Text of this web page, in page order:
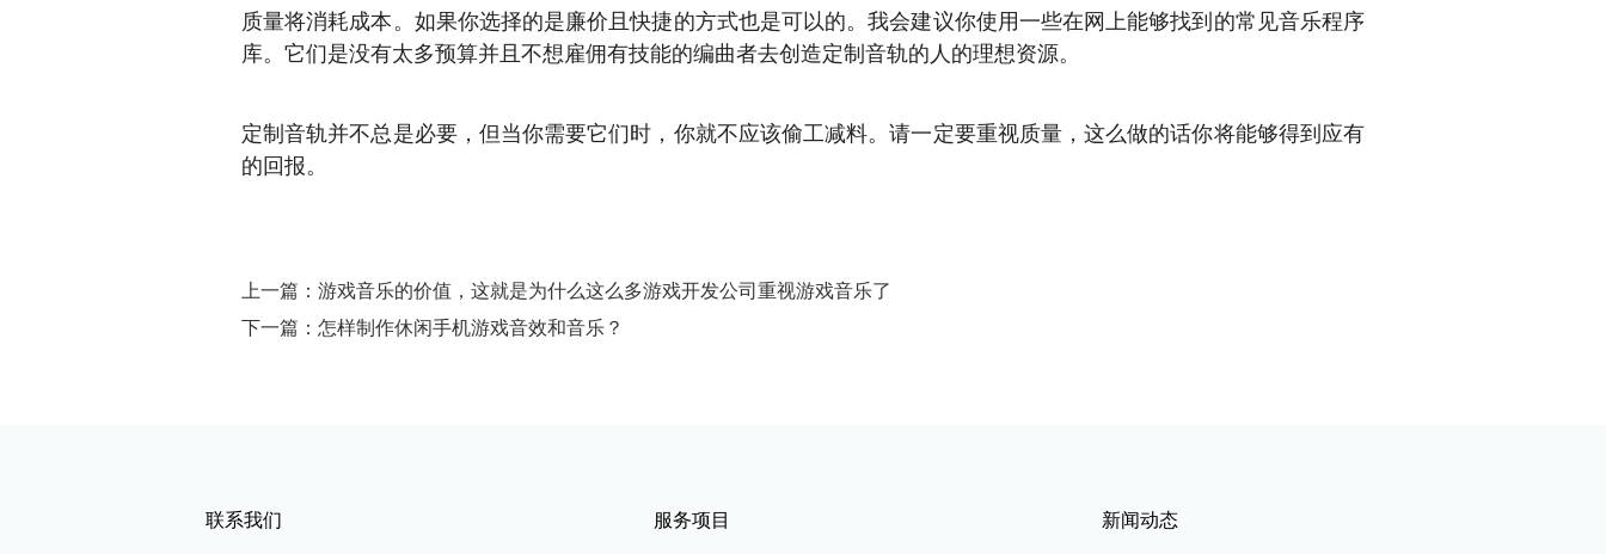
质量将消耗成本。如果你选择的是廉价且快捷的方式也是可以的。我会建议你使用一些在网上能够找到的常见音乐程序
库。它们是没有太多预算并且不想雇佣有技能的编曲者去创造定制音轨的人的理想资源。
定制音轨并不总是必要，但当你需要它们时，你就不应该偷工减料。请一定要重视质量，这么做的话你将能够得到应有
的回报。
上一篇：游戏音乐的价值，这就是为什么这么多游戏开发公司重视游戏音乐了
下一篇：怎样制作休闲手机游戏音效和音乐？
联系我们 服务项目 新闻动态